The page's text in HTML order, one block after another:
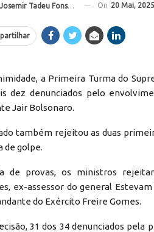
Josemir Tadeu Fonseca On 20 Mai, 2025
a Primeira Turma do
dez denunciados pelo
Jair Bolsonaro.
também rejeitou as duas
de golpe.
de provas, os ministros
ex-assessor do general
do Exército Freire Gomes.
31 dos 34 denunciados